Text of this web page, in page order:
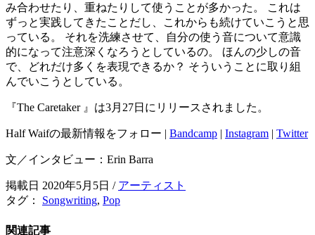
み合わせたり、重ねたりして使うことが多かった。 これは
ずっと実践してきたことだし、これからも続けていこうと思
っている。 それを洗練させて、自分の使う音について意識
的になって注意深くなろうとしているの。 ほんの少しの音
で、どれだけ多くを表現できるか？ そういうことに取り組
んでいこうとしている。
『The Caretaker 』は3月27日にリリースされました。
Half Waifの最新情報をフォロー | Bandcamp Instagram Twitter
文／インタビュー：Erin Barra
掲載日 2020年5月5日 / アーティスト
タグ： Songwriting, Pop
関連記事